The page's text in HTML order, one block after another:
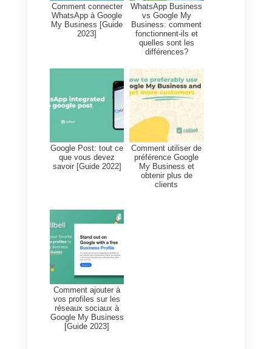
Si vous souhaitez créer un
vous pouvez le
ici
. Notez que c’est maintenant la
même chose que Google My
Business, vous ne remarquerez
pas beaucoup de différence